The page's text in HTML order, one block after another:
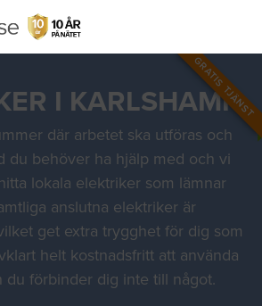
GRATIS TJÄNST
I KARLSHAMN
där arbetet ska utföras och
du behöver ha hjälp med och vi
lokala elektriker som lämnar
anslutna elektriker är
get extra trygghet för dig som
helt kostnadsfritt att använda
du förbinder dig inte till något.